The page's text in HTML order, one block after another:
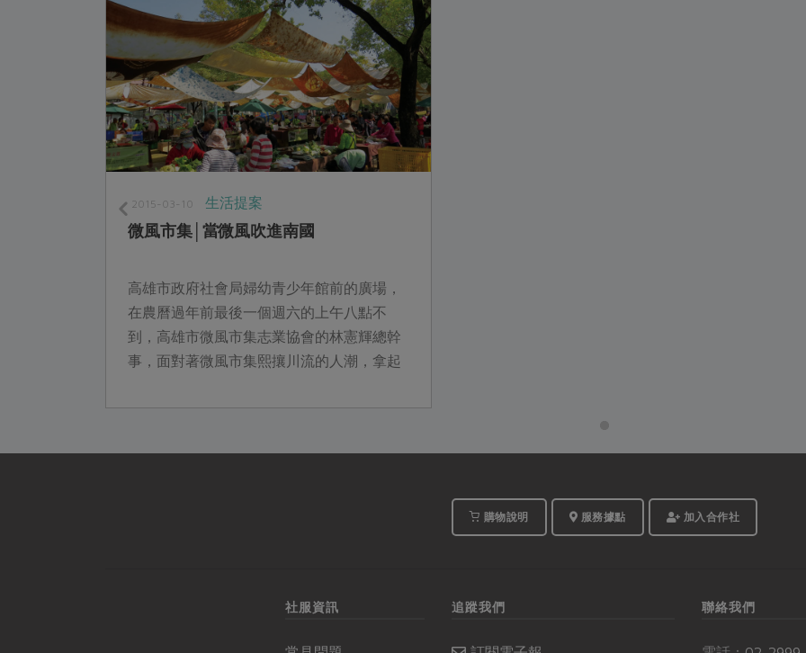
2015-03-10 生活提案
微風市集│當微風吹進南國
高雄市政府社會局婦幼青少年館前的廣場，
在農曆過年前最後一個週六的上午八點不
到，高雄市微風市集志業協會的林憲輝總幹
事，面對著微風市集熙攘川流的人潮，拿起
時間，...
購物說明 服務據點 加入合作社
社服資訊 追蹤我們 聯絡我們